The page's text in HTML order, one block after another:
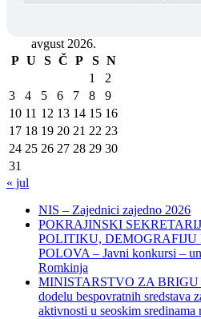
avgust 2026.
P U S Č P S N
1
2
3
4 5 6 7 8
9
10 11 12 13 14 15 16
17 18 19 20 21 22 23
24 25 26 27 28 29 30
31
« jul
NIS – Zajednici zajedno 2026
POKRAJINSKI
POLITIKU, DEMOGRAFIJU
POLOVA – Javni konkursi –
Romkinja
MINISTARSTVO ZA BRIGU
dodelu bespovratnih sredstava
aktivnosti u seoskim